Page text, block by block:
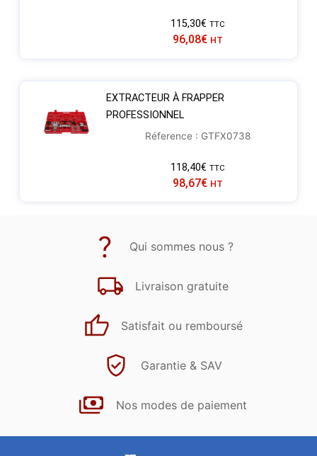
115,30€ TTC
96,08€ HT
EXTRACTEUR À FRAPPER
PROFESSIONNEL
Réference : GTFX0738
118,40€ TTC
98,67€ HT
Qui sommes nous ?
Livraison gratuite
Satisfait ou remboursé
Garantie & SAV
Nos modes de paiement